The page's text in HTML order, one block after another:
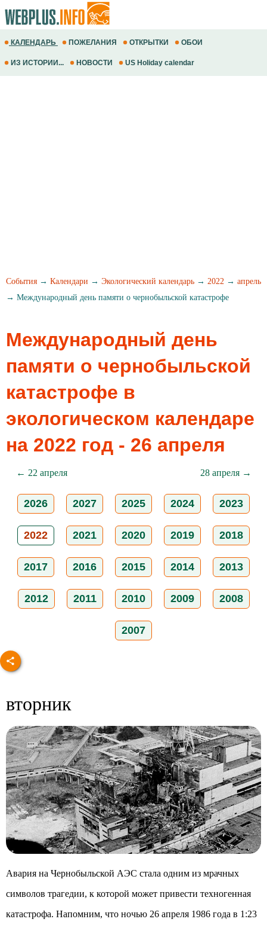
КАЛЕНДАРЬ ПОЖЕЛАНИЯ ОТКРЫТКИ ОБОИ
ИЗ ИСТОРИИ... НОВОСТИ US Holiday calendar
События → Календари → Экологический календарь → 2022 → апрель
→ Международный день памяти о чернобыльской катастрофе
Международный день
памяти о чернобыльской
катастрофе в
экологическом календаре
на 2022 год - 26 апреля
← 22 апреля 28 апреля →
2026 2027 2025 2024 2023
2022 2021 2020 2019 2018
2017 2016 2015 2014 2013
2012 2011 2010 2009 2008
2007
вторник
Авария на Чернобыльской АЭС стала одним из мрачных
символов трагедии, к которой может привести техногенная
катастрофа. Напомним, что ночью 26 апреля 1986 года в 1:23